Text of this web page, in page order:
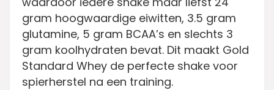
gram hoogwaardige eiwitten, 3.5 gram
glutamine, 5 gram BCAA’s en slechts 3
gram koolhydraten bevat. Dit maakt Gold
Standard Whey de perfecte shake voor
spierherstel na een training.